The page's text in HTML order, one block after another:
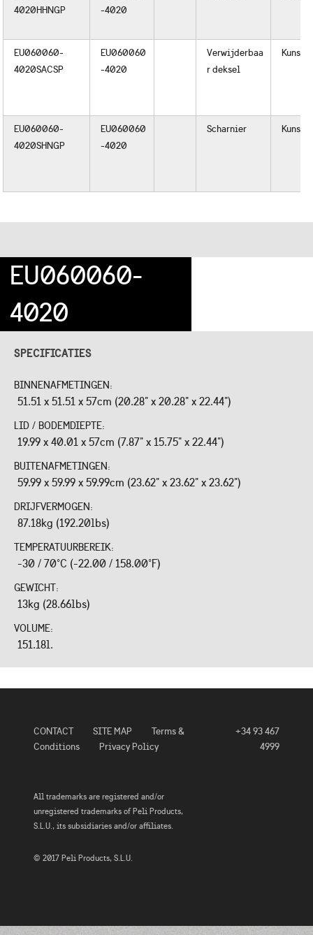
4020HHNGP
-4020
EU060060-
4020SACSP
EU060060
-4020
Verwijderbaa
r deksel
EU060060-
4020SHNGP
EU060060
-4020
Scharnier
EU060060-
4020
SPECIFICATIES
BINNENAFMETINGEN:
51.51 x 51.51 x 57cm (20.28" x 20.28" x 22.44")
LID / BODEMDIEPTE:
19.99 x 40.01 x 57cm (7.87" x 15.75" x 22.44")
BUITENAFMETINGEN:
59.99 x 59.99 x 59.99cm (23.62" x 23.62" x 23.62")
DRIJFVERMOGEN:
87.18kg (192.20lbs)
TEMPERATUURBEREIK:
-30 / 70°C (-22.00 / 158.00°F)
GEWICHT:
13kg (28.66lbs)
VOLUME:
151.18l.
CONTACT SITE MAP
Terms &
Conditions
Privacy Policy
+34 93 467
4999
All trademarks are registered and/or
unregistered trademarks of Peli Products,
S.L.U., its subsidiaries and/or affiliates.
© 2017 Peli Products, S.L.U.